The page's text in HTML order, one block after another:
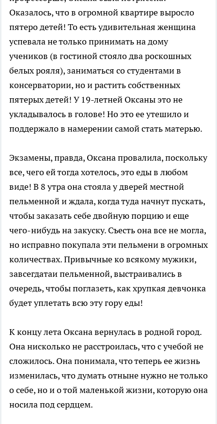
Оказалось, что в огромной квартире выросло
пятеро детей! То есть удивительная женщина
успевала не только принимать на дому
учеников (в гостиной стояло два роскошных
белых рояля), заниматься со студентами в
консерватории, но и растить собственных
пятерых детей! У 19-летней Оксаны это не
укладывалось в голове! Но это ее утешило и
поддержало в намерении самой стать матерью.
Экзамены, правда, Оксана провалила, поскольку
все, чего ей тогда хотелось, это еды в любом
виде! В 8 утра она стояла у дверей местной
пельменной и ждала, когда туда начнут пускать,
чтобы заказать себе двойную порцию и еще
чего-нибудь на закуску. Съесть она все не могла,
но исправно покупала эти пельмени в огромных
количествах. Привычные ко всякому мужики,
завсегдатаи пельменной, выстраивались в
очередь, чтобы поглазеть, как хрупкая девчонка
будет уплетать всю эту гору еды!
К концу лета Оксана вернулась в родной город.
Она нисколько не расстроилась, что с учебой не
сложилось. Она понимала, что теперь ее жизнь
изменилась, что думать отныне нужно не только
о себе, но и о той маленькой жизни, которую она
носила под сердцем.